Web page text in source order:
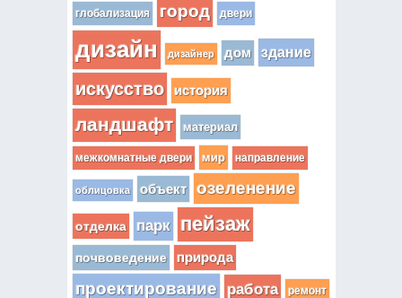
глобализация город двери
дизайн дизайнер дом здание
искусство история
ландшафт материал
межкомнатные двери мир направление
облицовка объект озеленение
отделка парк пейзаж
почвоведение природа
проектирование работа ремонт